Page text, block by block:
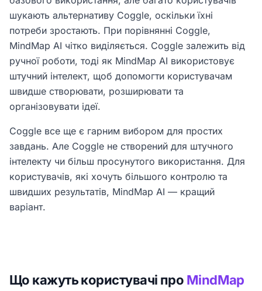
шукають альтернативу Coggle, оскільки їхні
потреби зростають. При порівнянні Coggle,
MindMap AI чітко виділяється. Coggle залежить від
ручної роботи, тоді як MindMap AI використовує
штучний інтелект, щоб допомогти користувачам
швидше створювати, розширювати та
організовувати ідеї.
Coggle все ще є гарним вибором для простих
завдань. Але Coggle не створений для штучного
інтелекту чи більш просунутого використання. Для
користувачів, які хочуть більшого контролю та
швидших результатів, MindMap AI — кращий
варіант.
Що кажуть користувачі про MindMap